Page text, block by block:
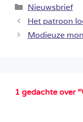
Categorieën
Nieuwsbrief
Het patroon
Modieuze
1 gedachte over